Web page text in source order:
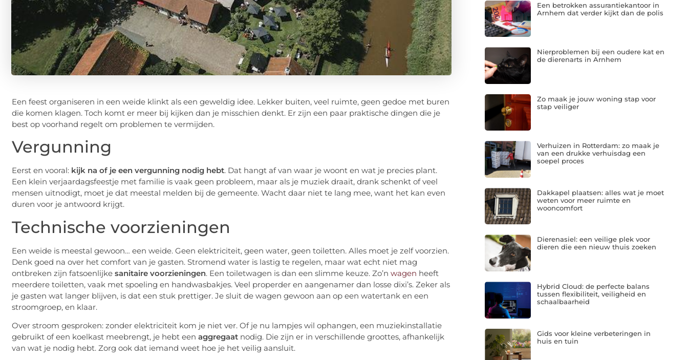
Een feest organiseren in een weide klinkt als een geweldig idee. Lekker buiten, veel ruimte, geen gedoe met buren
die komen klagen. Toch komt er meer bij kijken dan je misschien denkt. Er zijn een paar praktische dingen die je
best op voorhand regelt om problemen te vermijden.
Vergunning
Eerst en vooral: kijk na of je een vergunning nodig hebt. Dat hangt af van waar je woont en wat je precies plant.
Een klein verjaardagsfeestje met familie is vaak geen probleem, maar als je muziek draait, drank schenkt of veel
mensen uitnodigt, moet je dat meestal melden bij de gemeente. Wacht daar niet te lang mee, want het kan even
duren voor je antwoord krijgt.
Technische voorzieningen
Een weide is meestal gewoon… een weide. Geen elektriciteit, geen water, geen toiletten. Alles moet je zelf voorzien.
Denk goed na over het comfort van je gasten. Stromend water is lastig te regelen, maar wat echt niet mag
ontbreken zijn fatsoenlijke sanitaire voorzieningen. Een toiletwagen is dan een slimme keuze. Zo’n wagen heeft
meerdere toiletten, vaak met spoeling en handwasbakjes. Veel properder en aangenamer dan losse dixi’s. Zeker als
je gasten wat langer blijven, is dat een stuk prettiger. Je sluit de wagen gewoon aan op een watertank en een
stroomgroep, en klaar.
Over stroom gesproken: zonder elektriciteit kom je niet ver. Of je nu lampjes wil ophangen, een muziekinstallatie
gebruikt of een koelkast meebrengt, je hebt een aggregaat nodig. Die zijn er in verschillende groottes, afhankelijk
van wat je nodig hebt. Zorg ook dat iemand weet hoe je het veilig aansluit.
Een betrokken assurantiekantoor in
Arnhem dat verder kijkt dan de polis
Nierproblemen bij een oudere kat en
de dierenarts in Arnhem
Zo maak je jouw woning stap voor
stap veiliger
Verhuizen in Rotterdam: zo maak je
van een drukke verhuisdag een
soepel proces
Dakkapel plaatsen: alles wat je moet
weten voor meer ruimte en
wooncomfort
Dierenasiel: een veilige plek voor
dieren die een nieuw thuis zoeken
Hybrid Cloud: de perfecte balans
tussen flexibiliteit, veiligheid en
schaalbaarheid
Gids voor kleine verbeteringen in
huis en tuin